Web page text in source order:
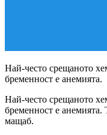
Най-често срещаното
бременност е анемията.
Най-често срещаното
бременност е анемията.
мащаб.